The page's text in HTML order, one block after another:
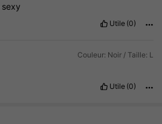
sexy
Utile (0)
Couleur: Noir / Taille: L
Utile (0)